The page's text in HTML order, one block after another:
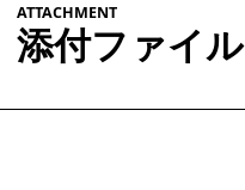
ATTACHMENT
添付ファイル